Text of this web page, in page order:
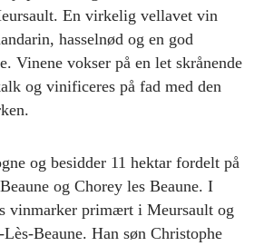
En virkelig vellavet vin
hasselnød og en god
Vinene vokser på en let skrånende
og vinificeres på fad med den
og besidder 11 hektar fordelt på
og Chorey les Beaune. I
vinmarker primært i Meursault og
Beaune. Han søn Christophe